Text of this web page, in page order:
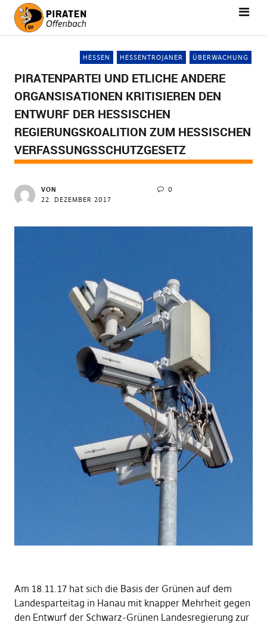
HESSEN HESSENTROJANER ÜBERWACHUNG
PIRATENPARTEI UND ETLICHE ANDERE
ORGANSISATIONEN KRITISIEREN DEN
ENTWURF DER HESSISCHEN
REGIERUNGSKOALITION ZUM HESSISCHEN
VERFASSUNGSSCHUTZGESETZ
VON
22. DEZEMBER 2017
0
Am 18.11.17 hat sich die Basis der Grünen auf dem
Landesparteitag in Hanau mit knapper Mehrheit gegen
den Entwurf der Schwarz-Grünen Landesregierung zur